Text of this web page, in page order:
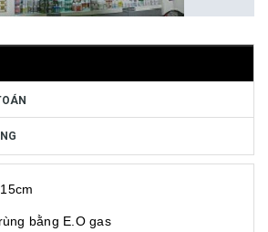
bằng E.O gas